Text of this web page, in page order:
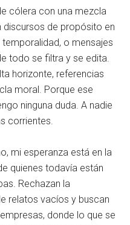
cólera con una mezcla
discursos de propósito en
o mensajes
todo se filtra y se edita.
horizonte, referencias
moral. Porque ese
ninguna duda. A nadie
corrientes.
mi esperanza está en la
quienes todavía están
Rechazan la
relatos vacíos y buscan
donde lo que se